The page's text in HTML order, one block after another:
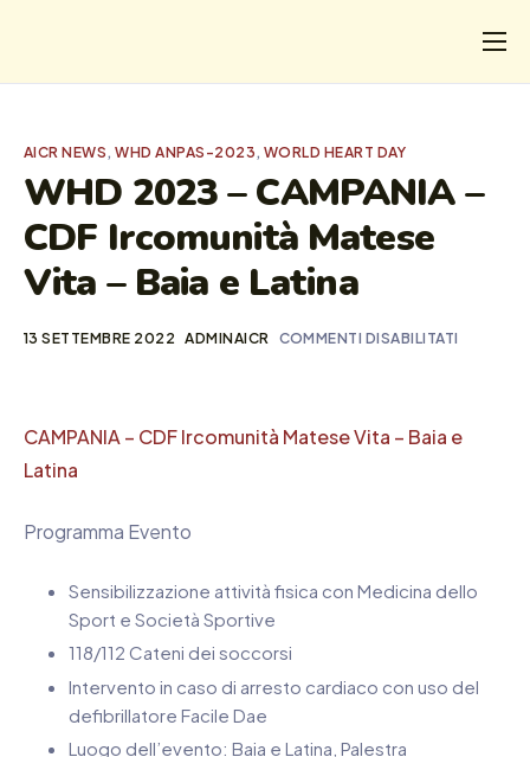
CHI
I SALVATI
FORMAZIONE
PROGETTI
NEWS
AICR NEWS,WHD ANPAS-2023, WORLD HEART DAY
WHD 2023 – CAMPANIA –
CDF Ircomunità Matese
Vita – Baia e Latina
13 SETTEMBRE 2022 ADMINAICR COMMENTI DISABILITATI
CAMPANIA – CDF Ircomunità Matese Vita – Baia e
Latina
Programma Evento
Sensibilizzazione attività fisica con Medicina dello
Sport e Società Sportive
118/112 Cateni dei soccorsi
Intervento in caso di arresto cardiaco con uso del
defibrillatore Facile Dae
Luogo dell’evento: Baia e Latina, Palestra